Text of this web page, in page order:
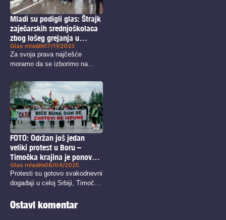
Mladi su podigli glas: Štrajk
zaječarskih srednjoškolaca
zbog lošeg grejanja u
školama
Glas mladih17/11/2023
Za svoja prava najčešće
moramo da se izborimo na
FOTO: Održan još jedan
veliki protest u Boru –
Timočka krajina je ponovo
ustala
Glas mladih06/04/2025
Protesti su gotovo svakodnevni
događaji u celoj Srbiji, Timočka
Ostavi komentar